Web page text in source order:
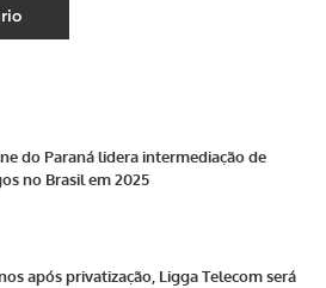
do Paraná lidera intermediação de
no Brasil em 2025
após privatização, Ligga Telecom será